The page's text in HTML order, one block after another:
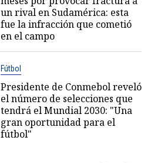
un rival en Sudamérica: esta
fue la infracción que cometió
en el campo
Fútbol
Presidente de Conmebol reveló
el número de selecciones que
tendrá el Mundial 2030: "Una
gran oportunidad para el
fútbol"